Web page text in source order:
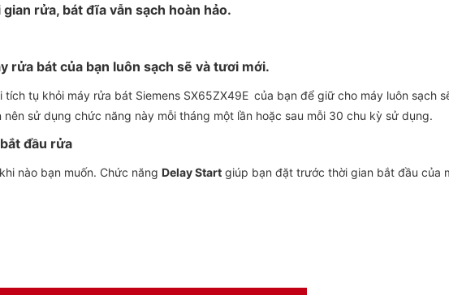
rửa, bát đĩa vẫn sạch hoàn hảo.
rửa bát của bạn luôn sạch sẽ và tươi mới.
tích tụ khỏi máy rửa bát Siemens SX65ZX49E của bạn để giữ cho máy luôn sạch
sử dụng chức năng này mỗi tháng một lần hoặc sau mỗi 30 chu kỳ sử dụng.
đầu rửa
nào bạn muốn. Chức năng Delay Start giúp bạn đặt trước thời gian bắt đầu của